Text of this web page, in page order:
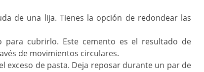
de una lija. Tienes la opción de redondear las
cubrirlo. Este cemento es el resultado de
de movimientos circulares.
exceso de pasta. Deja reposar durante un par de